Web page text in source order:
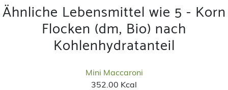
Ähnliche Lebensmittel wie 5 - Korn
Flocken (dm, Bio) nach
Kohlenhydratanteil
Mini Maccaroni
352.00 Kcal